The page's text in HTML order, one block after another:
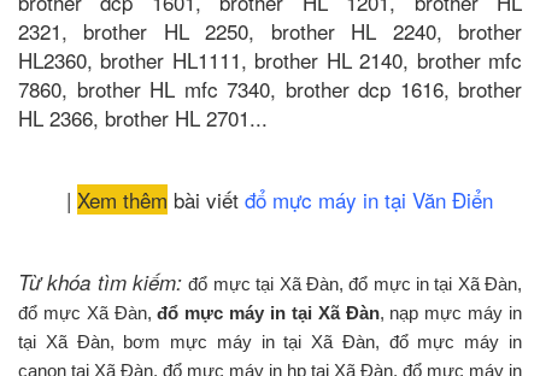
2321, brother HL 2250, brother HL 2240, brother
HL2360, brother HL1111, brother HL 2140, brother mfc
7860, brother HL mfc 7340, brother dcp 1616, brother
HL 2366, brother HL 2701...
| Xem thêm bài viết đổ mực máy in tại Văn Điển
Từ khóa tìm kiếm: đổ mực tại Xã Đàn, đổ mực in tại Xã Đàn,
đổ mực Xã Đàn,đổ mực máy in tại Xã Đàn, nạp mực máy in
tại Xã Đàn, bơm mực máy in tại Xã Đàn, đổ mực máy in
canon tại Xã Đàn, đổ mực máy in hp tại Xã Đàn, đổ mực máy in